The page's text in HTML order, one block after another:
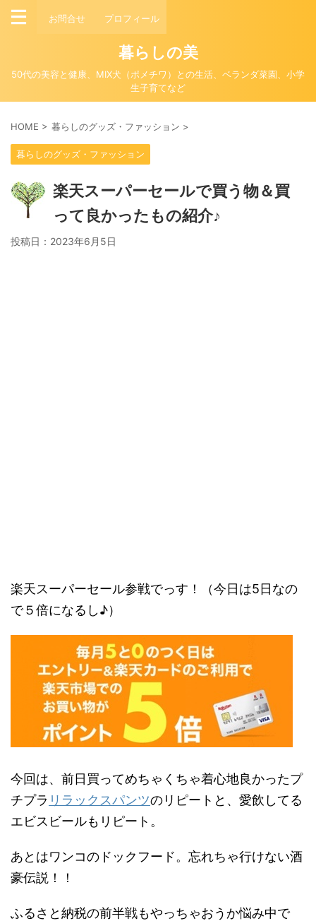
お問合せ プロフィール
暮らしの美
50代の美容と健康、MIX犬（ポメチワ）との生活、ベランダ菜園、小学
生子育てなど
HOME > 暮らしのグッズ・ファッション >
暮らしのグッズ・ファッション
楽天スーパーセールで買う物＆買
って良かったもの紹介♪
投稿日： 2023年6月5日
楽天スーパーセール参戦でっす！（今日は5日なの
で５倍になるし♪）
今回は、前日買ってめちゃくちゃ着心地良かったプ
チプラ リラックスパンツのリピートと、愛飲してる
エビスビールもリピート。
あとはワンコのドックフード。忘れちゃ行けない酒
豪伝説！！
ふるさと納税の前半戦もやっちゃおうか悩み中で